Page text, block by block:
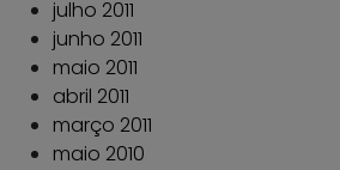
julho 2011
junho 2011
maio 2011
abril 2011
março 2011
maio 2010